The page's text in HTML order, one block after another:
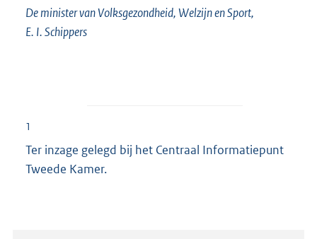
De minister van Volksgezondheid, Welzijn en Sport,
E. I. Schippers
1
Ter inzage gelegd bij het Centraal Informatiepunt
Tweede Kamer.